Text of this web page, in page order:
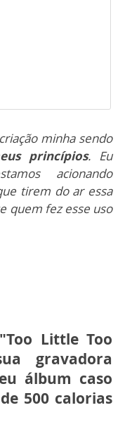
minha sendo
princípios. Eu
acionando
tirem do ar essa
quem fez esse uso
Little Too
gravadora
álbum caso
500 calorias